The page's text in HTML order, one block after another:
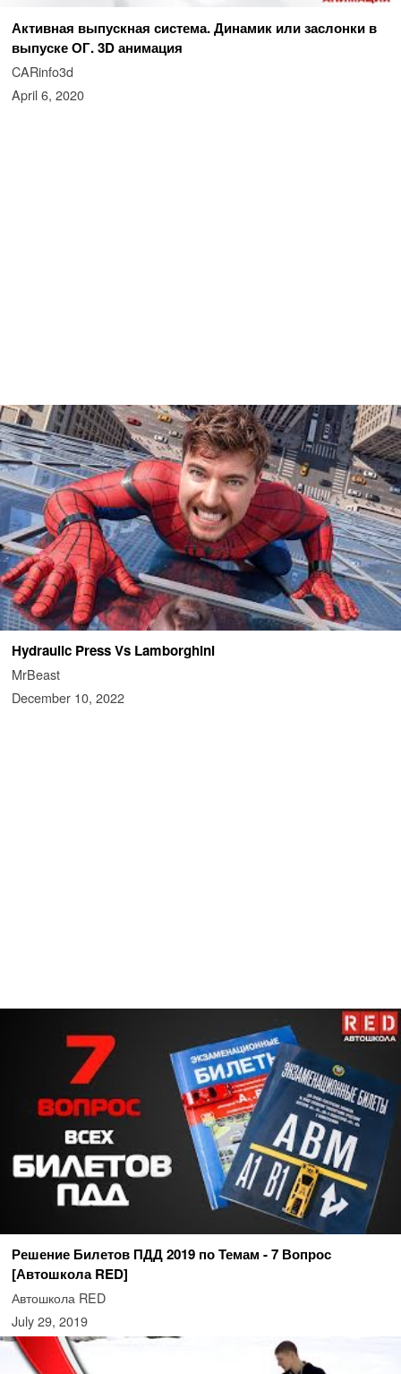
Активная выпускная система. Динамик или заслонки в
выпуске ОГ. 3D анимация
CARinfo3d
April 6, 2020
Hydraulic Press Vs Lamborghini
MrBeast
December 10, 2022
Решение Билетов ПДД 2019 по Темам - 7 Вопрос
[Автошкола RED]
Автошкола RED
July 29, 2019